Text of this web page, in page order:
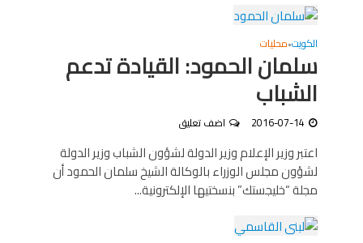
الكويت•محليات
سلمان الحمود: القيادة تدعم
الشباب
2016-07-14 اضف تعليق
اعتبر وزير الإعلام وزير الدولة لشؤون الشباب وزير الدولة
لشؤون مجلس الوزراء بالوكالة الشيخ سلمان الحمود أن
مجلة “خليجستك” بنسختيها الإلكترونية...